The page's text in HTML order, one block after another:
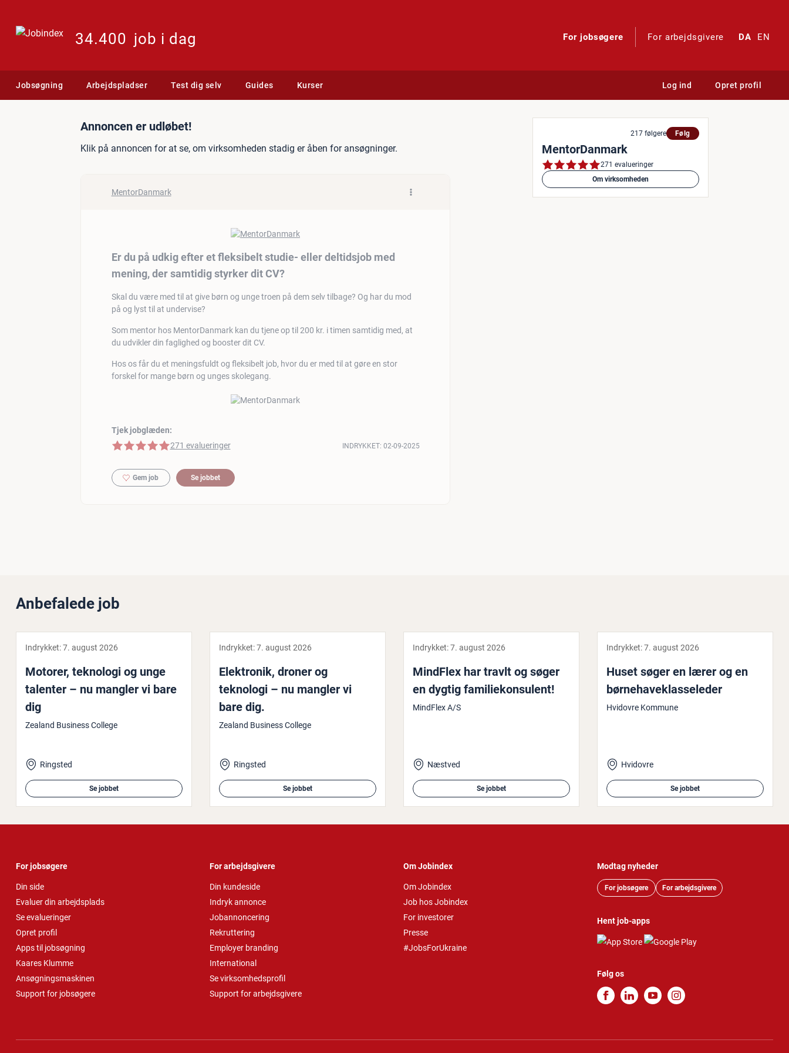
34.400 job i dag For jobsøgere For arbejdsgivere DA EN
Jobsøgning Arbejdspladser Test dig selv Guides Kurser Log ind Opret profil
Jobannonce: Er du på udkig efter et fleksibelt studie- eller deltidsjob med
Annoncen er udløbet!
Klik på annoncen for at se, om virksomheden stadig er åben for ansøgninger.
MentorDanmark
Er du på udkig efter et fleksibelt studie- eller deltidsjob med
mening, der samtidig styrker dit CV?
Skal du være med til at give børn og unge troen på dem selv tilbage? Og har du mod
på og lyst til at undervise?
Som mentor hos MentorDanmark kan du tjene op til 200 kr. i timen samtidig med, at
du udvikler din faglighed og booster dit CV.
Hos os får du et meningsfuldt og fleksibelt job, hvor du er med til at gøre en stor
forskel for mange børn og unges skolegang.
Tjek jobglæden:
5 af 5 stjerner
271 evalueringer INDRYKKET: 02-09-2025
Gem job Se jobbet
217 følgere Følg
MentorDanmark
271 evalueringer
Om virksomheden
Anbefalede job
Indrykket:7. august 2026
Motorer, teknologi og unge
talenter – nu mangler vi bare
dig
Zealand Business College
Ringsted
Se jobbet
Indrykket:7. august 2026
Elek­tro­nik, droner og
teknologi – nu mangler vi
bare dig.
Zealand Business College
Ringsted
Se jobbet
Indrykket:7. august 2026
MindFlex har travlt og søger
en dygtig fa­mi­lie­kon­su­lent!
MindFlex A/S
Næstved
Se jobbet
Indrykket:7. august 2026
Huset søger en lærer og en
bør­ne­ha­ve­klas­se­le­der
Hvidovre Kommune
Hvidovre
Se jobbet
For jobsøgere
Din side
Evaluer din arbejdsplads
Se evalueringer
Opret profil
Apps til jobsøgning
Kaares Klumme
Ansøgningsmaskinen
Support for jobsøgere
For arbejdsgivere
Din kundeside
Indryk annonce
Jobannoncering
Rekruttering
Employer branding
International
Se virksomhedsprofil
Support for arbejdsgivere
Om Jobindex
Om Jobindex
Job hos Jobindex
For investorer
Presse
#JobsForUkraine
Modtag nyheder
For jobsøgere For arbejdsgivere
Hent job-apps
Følg os